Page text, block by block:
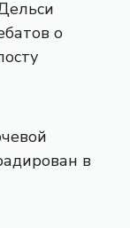
о
в